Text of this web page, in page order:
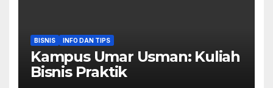
BISNIS INFO DAN TIPS
Kampus Umar Usman: Kuliah
Bisnis Praktik